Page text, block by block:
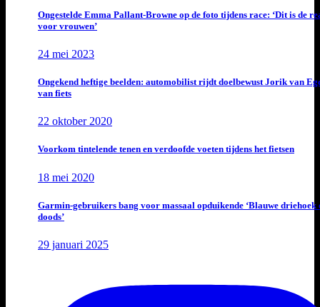
Ongestelde Emma Pallant-Browne op de foto tijdens race: ‘Dit is de
voor vrouwen’
24 mei 2023
Ongekend heftige beelden: automobilist rijdt doelbewust Jorik van
van fiets
22 oktober 2020
Voorkom tintelende tenen en verdoofde voeten tijdens het fietsen
18 mei 2020
Garmin-gebruikers bang voor massaal opduikende ‘Blauwe driehoek
doods’
29 januari 2025